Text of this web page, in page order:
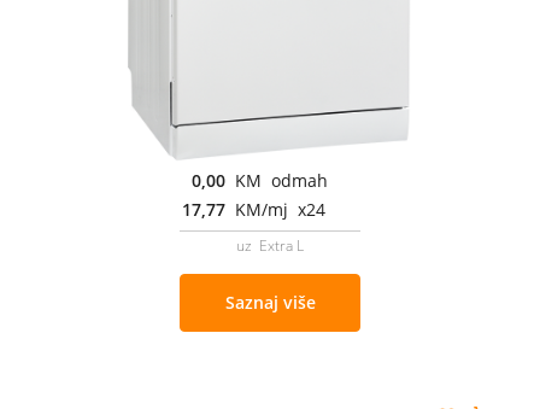
0,00 KM odmah
17,77 KM/mj x24
uz Extra L
Saznaj više